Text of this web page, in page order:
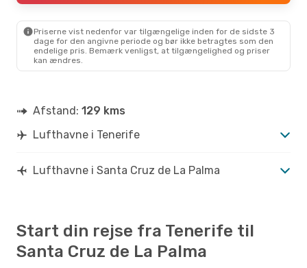
SPC- TCI
Priserne vist nedenfor var tilgængelige inden for de sidste 3
dage for den angivne periode og bør ikke betragtes som den
endelige pris. Bemærk venligst, at tilgængelighed og priser
kan ændres.
Afstand: 129 kms
Lufthavne i Tenerife
Lufthavne i Santa Cruz de La Palma
Start din rejse fra Tenerife til
Santa Cruz de La Palma